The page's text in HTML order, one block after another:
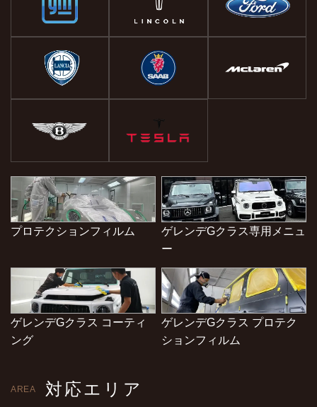
プロテクションフィルム
ゲレンデGクラス専用メニュ
ー
ゲレンデGクラス コーティ
ング
ゲレンデGクラス プロテク
ションフィルム
AREA 対応エリア